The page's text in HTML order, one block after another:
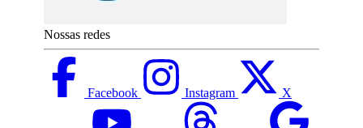
Nossas redes
Facebook Instagram X